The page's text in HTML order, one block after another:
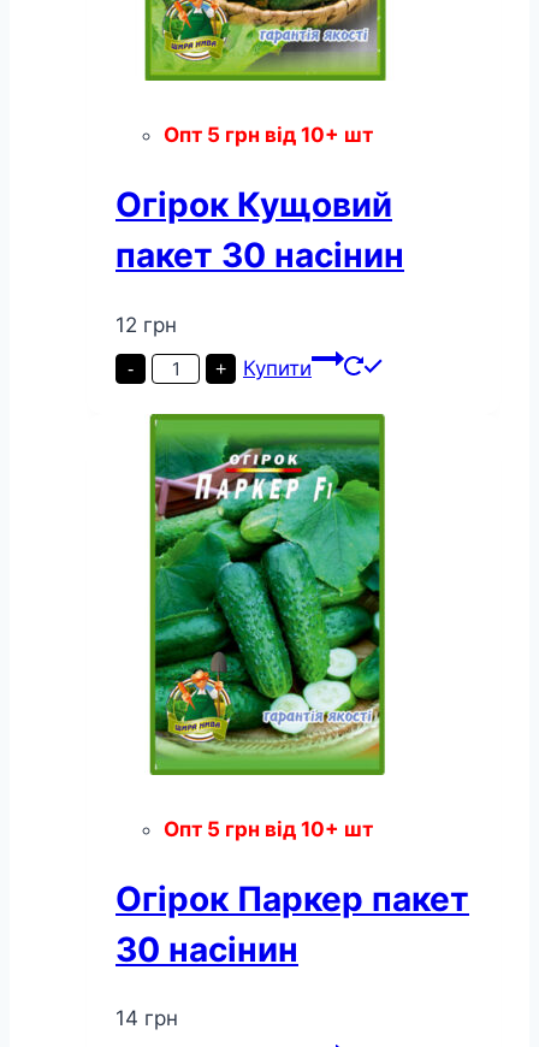
Опт 5 грн від 10+ шт
Огірок Кущовий
пакет 30 насінин
12 грн
-
Огірок
Кущовий
30
насінин
кількість
+ Купити
Опт 5 грн від 10+ шт
Огірок Паркер пакет
30 насінин
14 грн